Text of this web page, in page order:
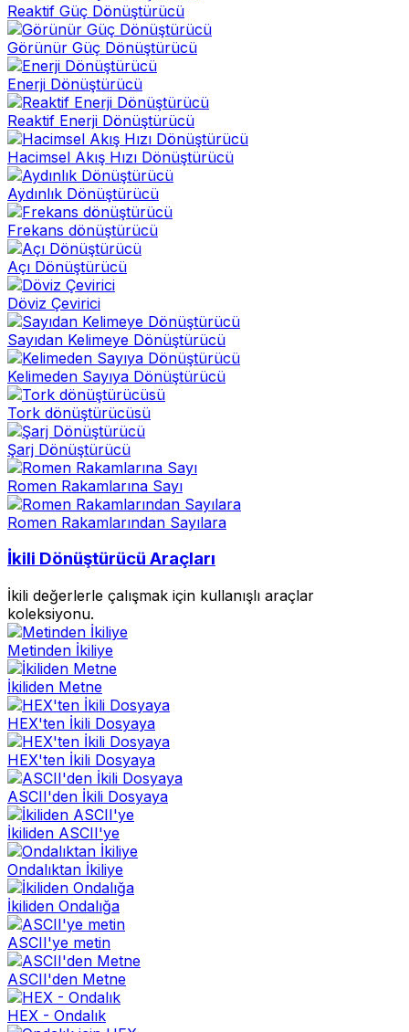
Reaktif Güç Dönüştürücü
Görünür Güç Dönüştürücü
Enerji Dönüştürücü
Reaktif Enerji Dönüştürücü
Hacimsel Akış Hızı Dönüştürücü
Aydınlık Dönüştürücü
Frekans dönüştürücü
Açı Dönüştürücü
Döviz Çevirici
Sayıdan Kelimeye Dönüştürücü
Kelimeden Sayıya Dönüştürücü
Tork dönüştürücüsü
Şarj Dönüştürücü
Romen Rakamlarına Sayı
Romen Rakamlarından Sayılara
İkili Dönüştürücü Araçları
İkili değerlerle çalışmak için kullanışlı araçlar
koleksiyonu.
Metinden İkiliye
İkiliden Metne
HEX'ten İkili Dosyaya
HEX'ten İkili Dosyaya
ASCII'den İkili Dosyaya
İkiliden ASCII'ye
Ondalıktan İkiliye
İkiliden Ondalığa
ASCII'ye metin
ASCII'den Metne
HEX - Ondalık